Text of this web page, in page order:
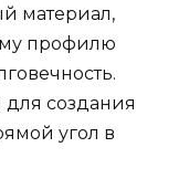
материал,
профилю
для создания
угол в